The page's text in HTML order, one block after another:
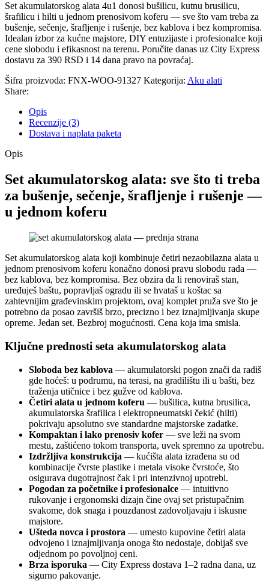
Set akumulatorskog alata 4u1 donosi bušilicu, kutnu brusilicu,
šrafilicu i hilti u jednom prenosivom koferu — sve što vam treba za
bušenje, sečenje, šrafljenje i rušenje, bez kablova i bez kompromisa.
Idealan izbor za kućne majstore, DIY entuzijaste i profesionalce koji
cene slobodu i efikasnost na terenu. Poručite danas uz City Express
dostavu za 390 RSD i 14 dana pravo na povraćaj.
Šifra proizvoda: FNX-WOO-91327 Kategorija: Aku alati
Share:
Opis
Recenzije (3)
Dostava i naplata paketa
Opis
Set akumulatorskog alata: sve što ti treba
za bušenje, sečenje, šrafljenje i rušenje —
u jednom koferu
Set akumulatorskog alata koji kombinuje četiri nezaobilazna alata u
jednom prenosivom koferu konačno donosi pravu slobodu rada —
bez kablova, bez kompromisa. Bez obzira da li renoviraš stan,
uređuješ baštu, popravljaš ogradu ili se hvatаš u koštac sa
zahtevnijim građevinskim projektom, ovaj komplet pruža sve što je
potrebno da posao završiš brzo, precizno i bez iznajmljivanja skupe
opreme. Jedan set. Bezbroj mogućnosti. Cena koja ima smisla.
Ključne prednosti seta akumulatorskog alata
Sloboda bez kablova — akumulatorski pogon znači da radiš
gde hoćeš: u podrumu, na terasi, na gradilištu ili u bašti, bez
traženja utičnice i bez gužve od kablova.
Četiri alata u jednom koferu — bušilica, kutna brusilica,
akumulatorska šrafilica i elektropneumatski čekić (hilti)
pokrivaju apsolutno sve standardne majstorske zadatke.
Kompaktan i lako prenosiv kofer — sve leži na svom
mestu, zaštićeno tokom transporta, uvek spremno za upotrebu.
Izdržljiva konstrukcija — kućišta alata izrađena su od
kombinacije čvrste plastike i metala visoke čvrstoće, što
osigurava dugotrajnost čak i pri intenzivnoj upotrebi.
Pogodan za početnike i profesionalce — intuitivno
rukovanje i ergonomski dizajn čine ovaj set pristupačnim
svakome, dok snaga i pouzdanost zadovoljavaju i iskusne
majstore.
Ušteda novca i prostora — umesto kupovine četiri alata
odvojeno i iznajmljivanja onoga što nedostaje, dobijаš sve
odjednom po povoljnoj ceni.
Brza isporuka — City Express dostava 1–2 radna dana, uz
sigurno pakovanje.